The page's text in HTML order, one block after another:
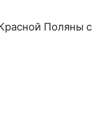
Поляны с